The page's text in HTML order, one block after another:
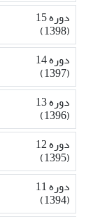
دوره 15
(1398)
دوره 14
(1397)
دوره 13
(1396)
دوره 12
(1395)
دوره 11
(1394)